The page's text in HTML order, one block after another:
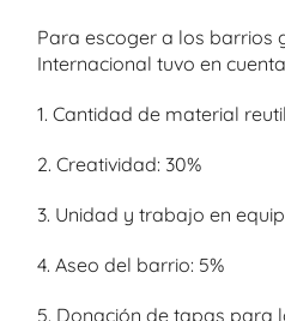
Para escoger a los barrios
Internacional tuvo en
1. Cantidad de material
2. Creatividad: 30%
3. Unidad y trabajo en
4. Aseo del barrio: 5%
5. Donación de tapas para